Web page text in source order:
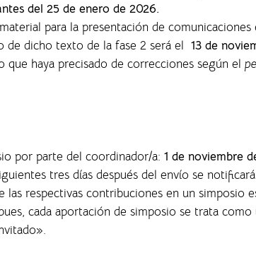
del 25 de enero de 2026.
para la presentación de
de dicho texto de la fase 2 será el 13 de
haya precisado de correcciones según el
por parte del coordinador/a:1 de noviembre
tres días después del envío se
respectivas contribuciones en un simposio
cada aportación de simposio se trata